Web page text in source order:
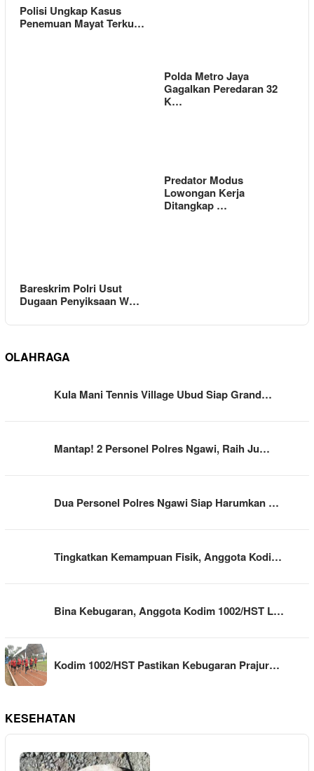
Polisi Ungkap Kasus
Penemuan Mayat Terku…
Polda Metro Jaya
Gagalkan Peredaran 32
K…
Bareskrim Polri Usut
Dugaan Penyiksaan W…
Predator Modus
Lowongan Kerja
Ditangkap …
OLAHRAGA
Kula Mani Tennis Village Ubud Siap Grand…
Mantap! 2 Personel Polres Ngawi, Raih Ju…
Dua Personel Polres Ngawi Siap Harumkan …
Tingkatkan Kemampuan Fisik, Anggota Kodi…
Bina Kebugaran, Anggota Kodim 1002/HST L…
Kodim 1002/HST Pastikan Kebugaran Prajur…
KESEHATAN